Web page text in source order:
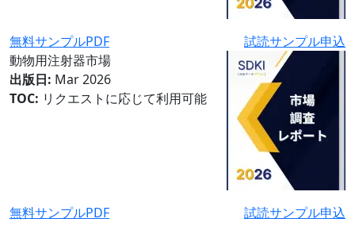
無料サンプルPDF
試読サンプル申込
動物用注射器市場
出版日: Mar 2026
TOC: リクエストに応じて利用可能
無料サンプルPDF 試読サンプル申込